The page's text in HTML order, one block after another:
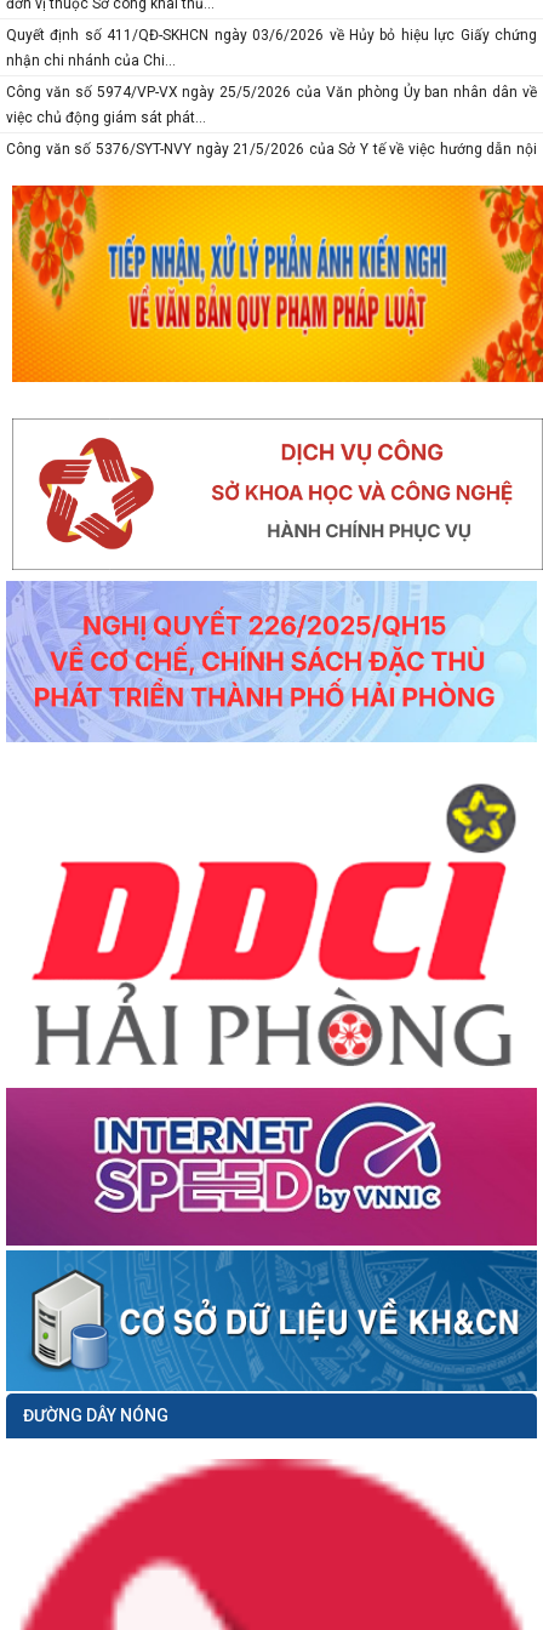
Quyết định số 411/QĐ-SKHCN ngày 03/6/2026 về Hủy bỏ hiệu lực Giấy chứng
nhận chi nhánh của Chi...
Công văn số 5974/VP-VX ngày 25/5/2026 của Văn phòng Ủy ban nhân dân về
việc chủ động giám sát phát...
Công văn số 5376/SYT-NVY ngày 21/5/2026 của Sở Y tế về việc hướng dẫn nội
Thông báo số 618/TB-SKHCN ngày 10/5/2026 Số điện thoại đường dây nóng và
trang Facebook tiếp nhận...
Báo cáo số 277-BC/TU ngày 08/5/2026 của Thành ủy về tình hình thự hiện
nhiệm vụ tháng 4; nhiệm vụ,...
Thông báo số 375-TB/TU ngày 8/5/2026 Ý kiến của Ban thường vụ Thành ủy về
tình hình thực hiện nhiệm...
Công văn số 5167/VP-VX ngày 10/5/2026 của Văn phòng Ủy ban nhân dân
nâng cấp, cải tiến hệ thống...
Thông báo số 370-TB/TU ngày 06/5/2026 ý kiến của Thường trực Thành ủy về
công tác chuẩn bị tổ chức...
Thông báo số 594/TB-SKHCN ngày 05/5/2026 Kết luận Hội nghị đối thoại và giải
quyết kiến nghị của...
Công văn số 4621/SYT-CCDSTE ngày 05/5/2026 của Sở Y tế về việc tăng cường
đảm bảo an toàn, phòng...
Công văn số 3817/STC-ĐKKD&QLDN ngày 04/5/2026 của Sở Tài chính về việc
tuyên truyền, phổ biến kêu...
Công văn số 1524/SKHCN-HTS&CNg ngày 22/4/2026 Quyết định ban hành Quy
chế phối hợp trong hoạt động...
Công văn số 65-CV/BTGDVĐU ngày 27/3/2026 của Ban tuyên giáo và Dân vận
về việc tuyên truyền kỷ niệm...
Thông báo số 139/TB-BKHCN ngày 10/4/2026 của Bộ Khoa học và Công nghệ
về việc tiệp nhận hồ sơ đề...
Công văn số 1379/SKHCN-HTS&CNg ngày 14/4/2026 về việc xin ý kiến về hồ sơ
dự thảo Quyết định ban...
Dự thảo Quyết định ban hành Quy định tổ chức Hội thi sáng tạo kỹ thuật, Cuộc
thi sáng tạo thanh...
Công văn số 1306/SKHCN-VP ngày 09/4/2026 về việc tham gia lấy ý kiến về hồ
sơ dự thảo Quyết định...
Thông báo số 379/TB-SKHCN ngày 01/4/2026 về việc mời chào giá thực hiện
nhiệm vụ: Lập kế hoạch ứng...
Công văn số 3378/VP-NC ngày 31/3/2026 của Văn phòng Ủy ban nhân dân
thành phố về việc hưởng ứng...
hồ sơ dự thảo Quyết định...
Thông báo số 345/TB-SKHCN ngày 26/3/2026 Tuyển chọn dự án khởi nghiệp
sáng tạo để ươm tạo, hỗ trợ...
Thông báo số 09/TB-TTTT ngày 16/03/2026 về việc Công khai danh sách nâng
bậc lương trước thời hạn...
Thông báo số 279/TB-SKHCN ngày 16/3/2026 Tổ chức Hội nghị đối thoại và giải
quyết kiến nghị của...
Công văn số 849/SKHCN-HTS&CNg ngày 12/3/2026 về việc tham gia ý kiến vào
hồ sơ dự thảo Quyết định...
Công văn số 587/TGV ngày 11/3/2026 của Tổ giúp việc triển khai ĐA06;
CCTTHC, CĐS gắn với ĐA06 về...
Thông báo số 230/TB-SKHCN ngày 09/3/2026 Đề xuất nhiệm vụ đổi mới sáng
tạo năm 2026 (Triển khai Kế...
ĐƯỜNG DÂY NÓNG